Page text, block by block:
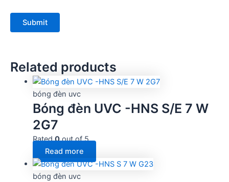
Related products
bóng đèn uvc
Bóng đèn UVC -HNS S/E 7 W
2G7
Rated0out of 5
Read more
bóng đèn uvc